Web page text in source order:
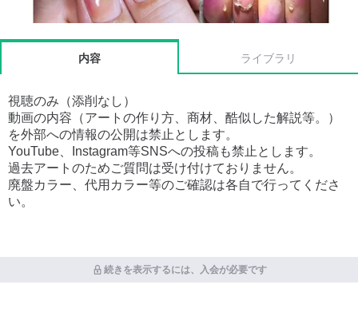
内容 ライブラリ
視聴のみ（添削なし）
動画の内容（アートの作り方、商材、酷似した解説等。）
を外部への情報の公開は禁止とします。
YouTube、Instagram等SNSへの投稿も禁止とします。
過去アートのためご質問は受け付けておりません。
廃盤カラー、代用カラー等のご確認は各自で行ってくださ
い。
続きを表示するには、入会が必要です